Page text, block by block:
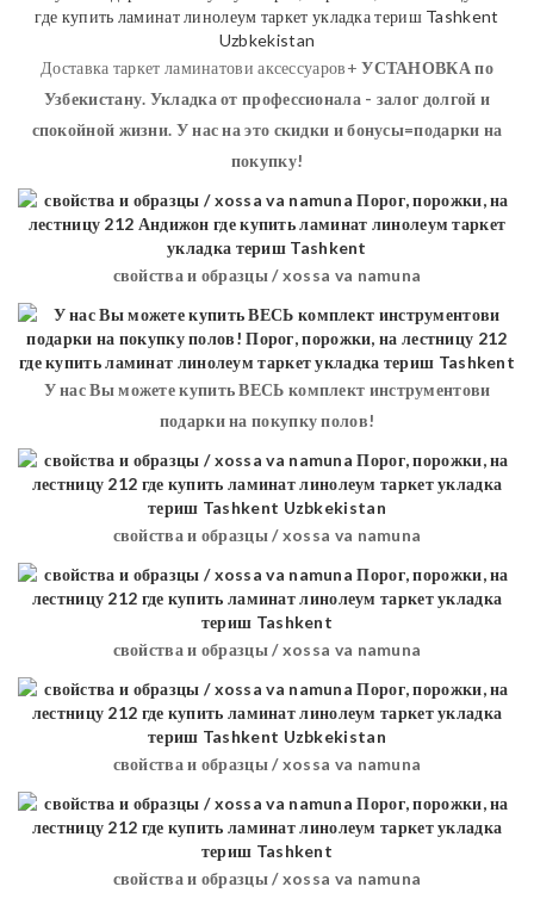
Доставка таркет ламинатови аксессуаров+УСТАНОВКАпо
Узбекистану. Укладка от профессионала - залог долгой и
спокойной жизни. У нас на это скидки и бонусы=подарки на
покупку!
свойства и образцы / xossa va namuna
У нас Вы можете купить ВЕСЬ комплект инструментови
подарки на покупку полов!
свойства и образцы / xossa va namuna
свойства и образцы / xossa va namuna
свойства и образцы / xossa va namuna
свойства и образцы / xossa va namuna